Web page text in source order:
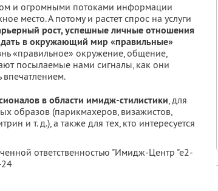
и огромными потоками информации
место. А потому и растет спрос на услуги
рост, успешные личные отношения
в окружающий мир «правильные»
«правильное» окружение, общение,
посылаемые нами сигналы, как они
в области имидж-стилистики, для
образов (парикмахеров, визажистов,
и т. д.), а также для тех, кто интересуется
ответственностью "Имидж-Центр "е2-